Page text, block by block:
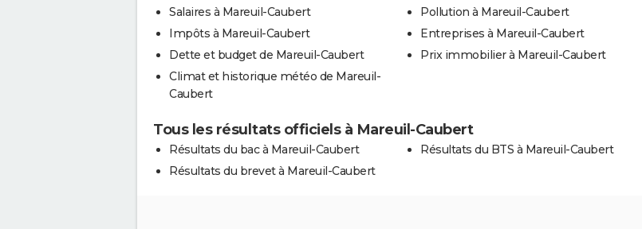
Salaires à Mareuil-Caubert
Impôts à Mareuil-Caubert
Dette et budget de Mareuil-Caubert
Climat et historique météo de Mareuil-
Caubert
Pollution à Mareuil-Caubert
Entreprises à Mareuil-Caubert
Prix immobilier à Mareuil-Caubert
Tous les résultats officiels à Mareuil-Caubert
Résultats du bac à Mareuil-Caubert
Résultats du brevet à Mareuil-Caubert
Résultats du BTS à Mareuil-Caubert